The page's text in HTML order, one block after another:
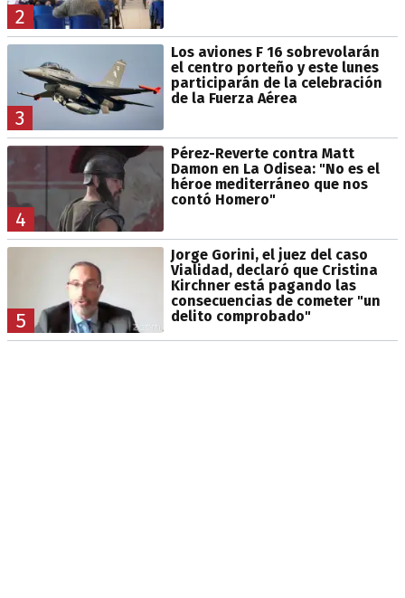
2
3
Los aviones F 16 sobrevolarán
el centro porteño y este lunes
participarán de la celebración
de la Fuerza Aérea
4
Pérez-Reverte contra Matt
Damon en La Odisea: "No es el
héroe mediterráneo que nos
contó Homero"
5
Jorge Gorini, el juez del caso
Vialidad, declaró que Cristina
Kirchner está pagando las
consecuencias de cometer "un
delito comprobado"